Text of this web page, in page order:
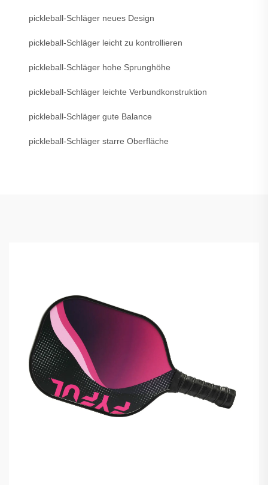
pickleball-Schläger neues Design
pickleball-Schläger leicht zu kontrollieren
pickleball-Schläger hohe Sprunghöhe
pickleball-Schläger leichte Verbundkonstruktion
pickleball-Schläger gute Balance
pickleball-Schläger starre Oberfläche